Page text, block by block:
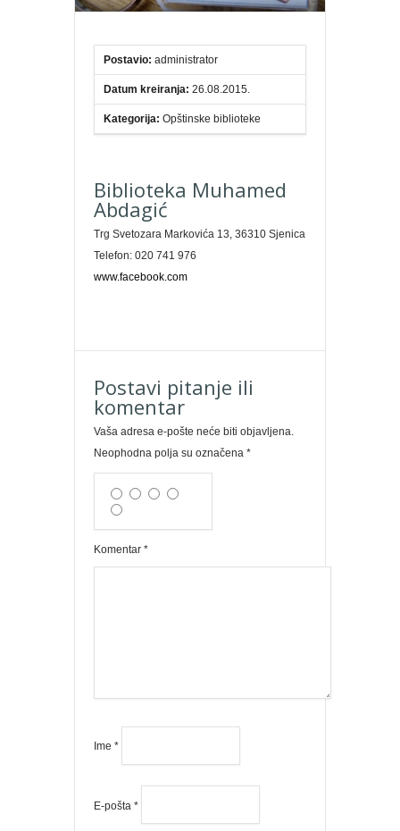
Postavio: administrator
Datum kreiranja: 26.08.2015.
Kategorija: Opštinske biblioteke
Biblioteka Muhamed
Abdagić
Trg Svetozara Markovića 13, 36310 Sjenica
Telefon: 020 741 976
www.facebook.com
Postavi pitanje ili
komentar
Vaša adresa e-pošte neće biti objavljena.
Neophodna polja su označena *
Komentar *
Ime *
E-pošta *